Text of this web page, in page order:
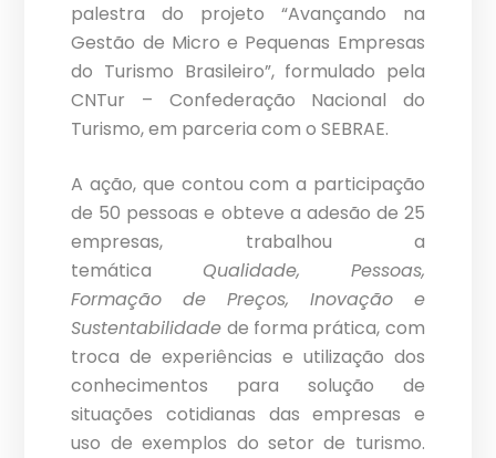
palestra do projeto “Avançando na
Gestão de Micro e Pequenas Empresas
do Turismo Brasileiro”, formulado pela
CNTur – Confederação Nacional do
Turismo, em parceria com o SEBRAE.
A ação, que contou com a participação
de 50 pessoas e obteve a adesão de 25
empresas, trabalhou a
temática Qualidade, Pessoas,
Formação de Preços, Inovação e
Sustentabilidade de forma prática, com
troca de experiências e utilização dos
conhecimentos para solução de
situações cotidianas das empresas e
uso de exemplos do setor de turismo.